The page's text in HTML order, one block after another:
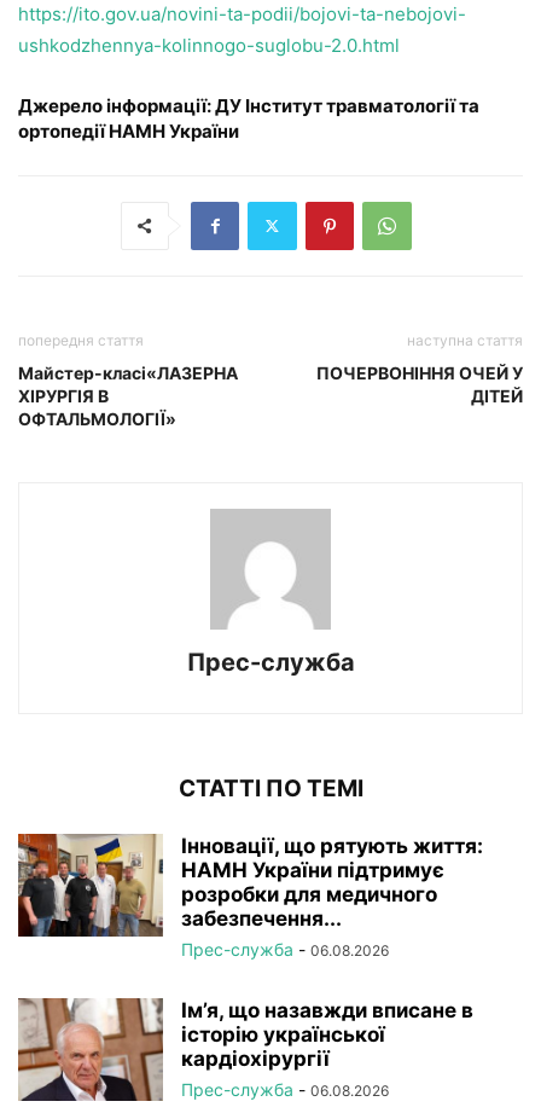
https://ito.gov.ua/novini-ta-podii/bojovi-ta-nebojovi-
ushkodzhennya-kolinnogo-suglobu-2.0.html
Джерело інформації:ДУ Інститут травматології та
ортопедії НАМН України
попередня стаття
Майстер-класі«ЛАЗЕРНА
ХІРУРГІЯ В
ОФТАЛЬМОЛОГІЇ»
наступна стаття
ПОЧЕРВОНІННЯ ОЧЕЙ У
ДІТЕЙ
Прес-служба
СТАТТІ ПО ТЕМІ
Інновації, що рятують життя:
НАМН України підтримує
розробки для медичного
забезпечення...
Прес-служба - 06.08.2026
Ім’я, що назавжди вписане в
історію української
кардіохірургії
Прес-служба - 06.08.2026